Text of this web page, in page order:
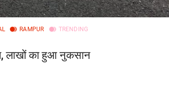
RAMPUR TRENDING
लाखों का हुआ नुकसान